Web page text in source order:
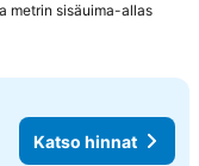
metrin sisäuima-allas
Katso hinnat